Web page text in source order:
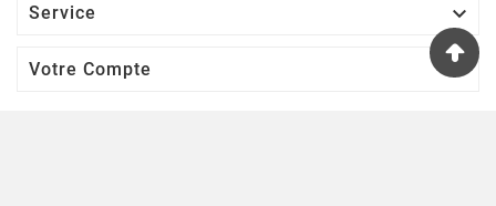
Service 
Votre Compte 